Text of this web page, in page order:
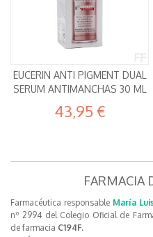
EUCERIN ANTI PIGMENT DUAL
SERUM ANTIMANCHAS 30 ML
43,95 €
FARMACIA
Farmacéutica responsable María
nº 2994 del Colegio Oficial de
de farmacia C194F.